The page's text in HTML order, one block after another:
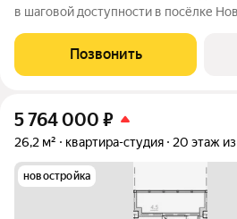
в шаговой доступности в посёлке
2 дома с авторской архитектурой
Семейные квартиры
Позвонить
5 764 000 ₽
26,2 м² квартира-студия 20 этаж
новостройка